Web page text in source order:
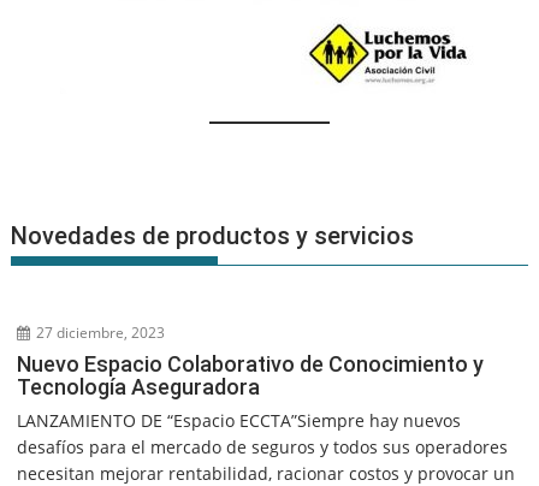
Novedades de productos y servicios
27 diciembre, 2023
Nuevo Espacio Colaborativo de Conocimiento y
Tecnología Aseguradora
LANZAMIENTO DE “Espacio ECCTA”Siempre hay nuevos
desafíos para el mercado de seguros y todos sus operadores
necesitan mejorar rentabilidad, racionar costos y provocar un